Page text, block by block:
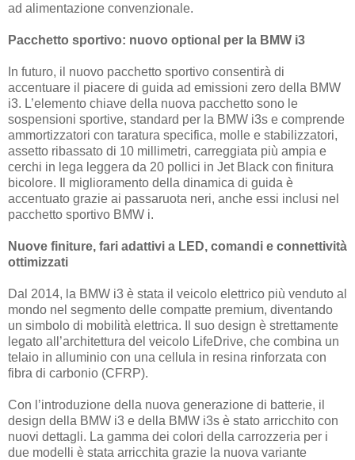
ad alimentazione convenzionale.
Pacchetto sportivo: nuovo optional per la BMW i3
In futuro, il nuovo pacchetto sportivo consentirà di
accentuare il piacere di guida ad emissioni zero della BMW
i3. L’elemento chiave della nuova pacchetto sono le
sospensioni sportive, standard per la BMW i3s e comprende
ammortizzatori con taratura specifica, molle e stabilizzatori,
assetto ribassato di 10 millimetri, carreggiata più ampia e
cerchi in lega leggera da 20 pollici in Jet Black con finitura
bicolore. Il miglioramento della dinamica di guida è
accentuato grazie ai passaruota neri, anche essi inclusi nel
pacchetto sportivo BMW i.
Nuove finiture, fari adattivi a LED, comandi e connettività
ottimizzati
Dal 2014, la BMW i3 è stata il veicolo elettrico più venduto al
mondo nel segmento delle compatte premium, diventando
un simbolo di mobilità elettrica. Il suo design è strettamente
legato all’architettura del veicolo LifeDrive, che combina un
telaio in alluminio con una cellula in resina rinforzata con
fibra di carbonio (CFRP).
Con l’introduzione della nuova generazione di batterie, il
design della BMW i3 e della BMW i3s è stato arricchito con
nuovi dettagli. La gamma dei colori della carrozzeria per i
due modelli è stata arricchita grazie la nuova variante